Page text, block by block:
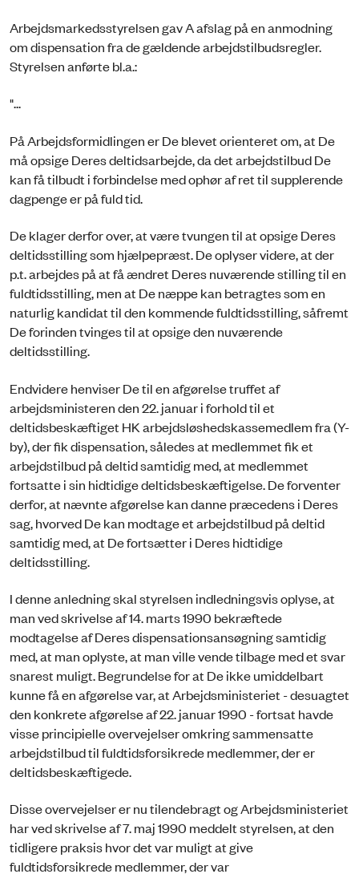
Arbejdsmarkedsstyrelsen gav A afslag på en anmodning
om dispensation fra de gældende arbejdstilbudsregler.
Styrelsen anførte bl.a.:
"...
På Arbejdsformidlingen er De blevet orienteret om, at De
må opsige Deres deltidsarbejde, da det arbejdstilbud De
kan få tilbudt i forbindelse med ophør af ret til supplerende
dagpenge er på fuld tid.
De klager derfor over, at være tvungen til at opsige Deres
deltidsstilling som hjælpepræst. De oplyser videre, at der
p.t. arbejdes på at få ændret Deres nuværende stilling til en
fuldtidsstilling, men at De næppe kan betragtes som en
naturlig kandidat til den kommende fuldtidsstilling, såfremt
De forinden tvinges til at opsige den nuværende
deltidsstilling.
Endvidere henviser De til en afgørelse truffet af
arbejdsministeren den 22. januar i forhold til et
deltidsbeskæftiget HK arbejdsløshedskassemedlem fra (Y-
by), der fik dispensation, således at medlemmet fik et
arbejdstilbud på deltid samtidig med, at medlemmet
fortsatte i sin hidtidige deltidsbeskæftigelse. De forventer
derfor, at nævnte afgørelse kan danne præcedens i Deres
sag, hvorved De kan modtage et arbejdstilbud på deltid
samtidig med, at De fortsætter i Deres hidtidige
deltidsstilling.
I denne anledning skal styrelsen indledningsvis oplyse, at
man ved skrivelse af 14. marts 1990 bekræftede
modtagelse af Deres dispensationsansøgning samtidig
med, at man oplyste, at man ville vende tilbage med et svar
snarest muligt. Begrundelse for at De ikke umiddelbart
kunne få en afgørelse var, at Arbejdsministeriet - desuagtet
den konkrete afgørelse af 22. januar 1990 - fortsat havde
visse principielle overvejelser omkring sammensatte
arbejdstilbud til fuldtidsforsikrede medlemmer, der er
deltidsbeskæftigede.
Disse overvejelser er nu tilendebragt og Arbejdsministeriet
har ved skrivelse af 7. maj 1990 meddelt styrelsen, at den
tidligere praksis hvor det var muligt at give
fuldtidsforsikrede medlemmer, der var